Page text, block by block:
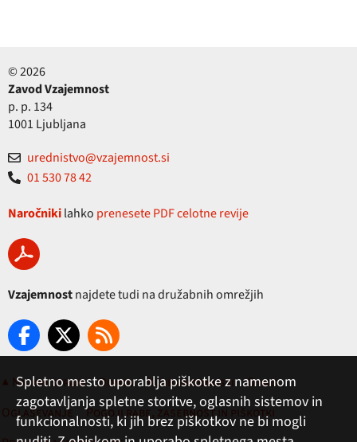
© 2026
Zavod Vzajemnost
p. p. 134
1001 Ljubljana
urednistvo@vzajemnost.si
01 530 78 42
Naročnikilahko prenesete PDF celotne revije
Vzajemnostnajdete tudi na družabnih omrežjih
▲ Na vrh strani Domov Klub ugodnosti
O nas
Oglaševanje
Pogoji rabe, zasebnost in piškotki
Spletno mesto uporablja piškotke z namenom
zagotavljanja spletne storitve, oglasnih sistemov in
funkcionalnosti, ki jih brez piškotkov ne bi mogli